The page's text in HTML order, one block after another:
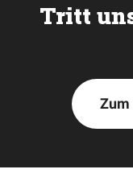
Tritt